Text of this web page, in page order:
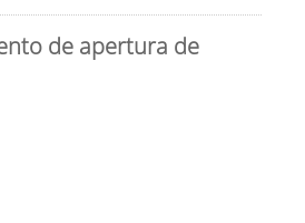
de apertura de